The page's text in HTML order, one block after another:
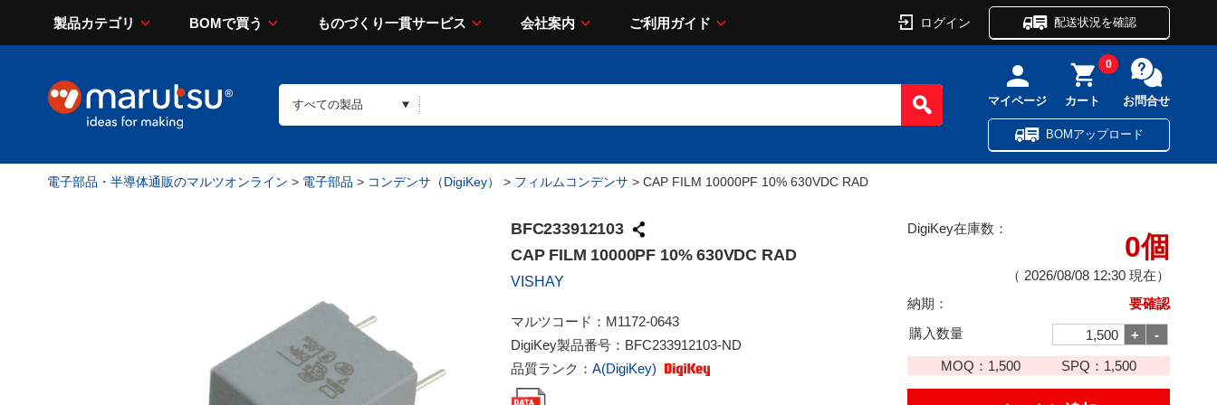
製品カテゴリ BOMで買う ものづくり一貫サービス 会社案内 ご利用ガイド ログイン 配送状況を確認
マイページ カート
0
お問合せ
BOMアップロード
電子部品・半導体通販のマルツオンライン > 電子部品 > コンデンサ（DigiKey） > フィルムコンデンサ > CAP FILM 10000PF 10% 630VDC RAD
BFC233912103
CAP FILM 10000PF 10% 630VDC RAD
VISHAY
マルツコード： M1172-0643
DigiKey製品番号： BFC233912103-ND
品質ランク： A(DigiKey)
DigiKey在庫数：
0個
（ 2026/08/08 12:30 現在）
納期：
要確認
購入数量
MOQ： 1,500 SPQ： 1,500